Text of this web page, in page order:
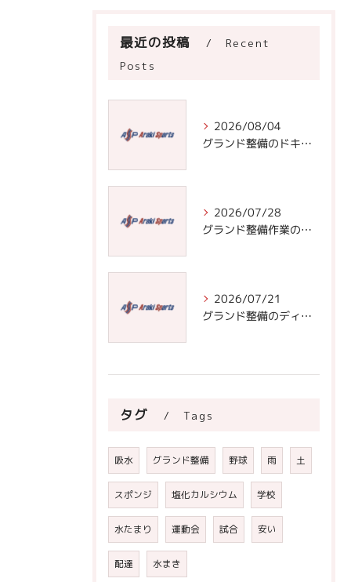
最近の投稿
Recent
Posts
2026/08/04
グランド整備のドキュメントで学ぶ効率的な道具選びと実践手順
2026/07/28
グランド整備作業の基本と効率化のための道具選びと頻度管理術
2026/07/21
グランド整備のディスカッションで学ぶ安全なフィールド作りと正しい整備手順の極意
タグ Tags
吸水 グランド整備 野球 雨 土
スポンジ 塩化カルシウム 学校
水たまり 運動会 試合 安い
配達 水まき